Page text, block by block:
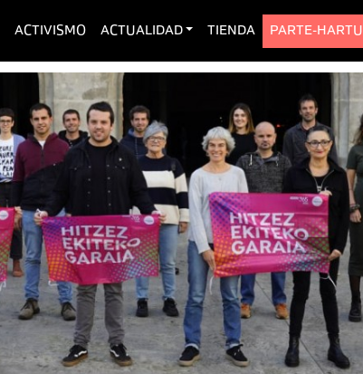
ACTIVISMO ACTUALIDAD TIENDA
PARTE-HARTU